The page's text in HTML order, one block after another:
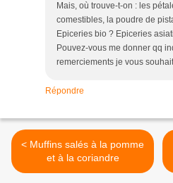
Mais, où trouve-t-on : les
comestibles, la poudre de
Epiceries bio ? Epiceries
Pouvez-vous me donner qq
remerciements je vous
Répondre
< Muffins salés à la pomme
et à la coriandre